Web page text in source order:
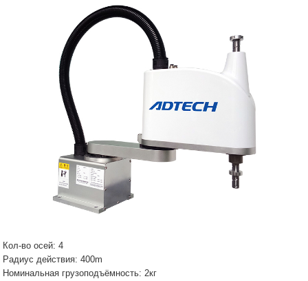
Кол-во осей: 4
Радиус действия: 400m
Номинальная грузоподъёмность: 2кг